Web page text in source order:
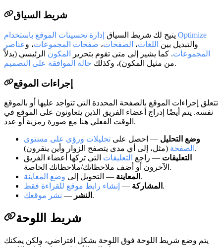
شريط السياق
يتيح لك شريط السياق إدارة تحسينات الموقع باستخدام Optimize
والتبديل بين اللغات، الصفحات، صفحات المجموعات، وعناصر
المجموعات. كما يشير إلى متى تقوم بتحرير المكون الرئيسي (بدلاً
من مثيل المكون)، وكذلك حالة الموافقة على التصميم .
إجراءات الموقع
تتعلق إجراءات الموقع بالصفحة المحددة التي تتواجد عليها أو بالموقع
نفسه. يتم أيضًا إدراج أعضاء الفريق الذين يتعاونون على الموقع في
الوقت الفعلي هنا مع صورة رمزية أو عدد.
وضع التحليل — احصل على تحليلات ورؤى على مستوى
الصفحة (مثل، إلى أي مدى يتصفح الزوار وأين ينقرون).
التعليقات — راجع التعليقات التي تركها أعضاء الفريق
الآخرون أو أضف ملاحظاتك/ملاحظاتك الخاصة.
المعاينة — التحويل إلى وضع المعاينة
.
المشاركة — إنشاء رابط موقع للقراءة فقط
.
النشر — نشر موقعك .
شريط اللوحة
يتم وضع شريط اللوحة فوق اللوحة بشكل افتراضي، ولكن يمكنك